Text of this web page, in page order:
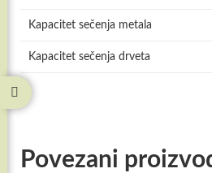
Kapacitet sečenja metala
Kapacitet sečenja drveta
Povezani